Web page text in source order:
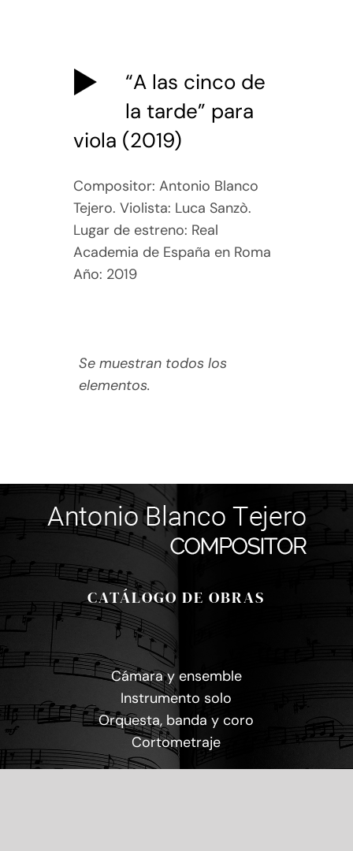
“A las cinco de
la tarde” para
viola (2019)
Compositor: Antonio Blanco
Tejero. Violista: Luca Sanzò.
Lugar de estreno: Real
Academia de España en Roma
Año: 2019
Se muestran todos los
elementos.
CATÁLOGO DE OBRAS
Cámara y ensemble
Instrumento solo
Orquesta, banda y coro
Cortometraje